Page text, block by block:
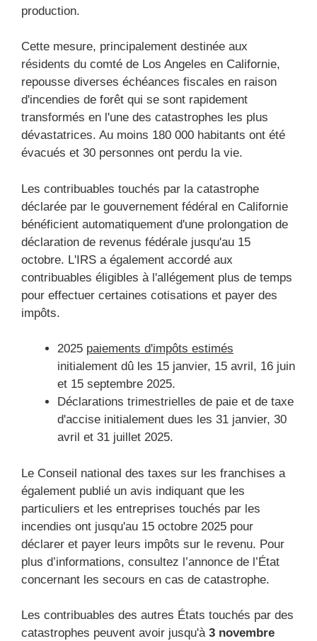
production.
Cette mesure, principalement destinée aux
résidents du comté de Los Angeles en Californie,
repousse diverses échéances fiscales en raison
d'incendies de forêt qui se sont rapidement
transformés en l'une des catastrophes les plus
dévastatrices. Au moins 180 000 habitants ont été
évacués et 30 personnes ont perdu la vie.
Les contribuables touchés par la catastrophe
déclarée par le gouvernement fédéral en Californie
bénéficient automatiquement d'une prolongation de
déclaration de revenus fédérale jusqu'au 15
octobre. L'IRS a également accordé aux
contribuables éligibles à l'allégement plus de temps
pour effectuer certaines cotisations et payer des
impôts.
2025 paiements d'impôts estimés
initialement dû les 15 janvier, 15 avril, 16 juin
et 15 septembre 2025.
Déclarations trimestrielles de paie et de taxe
d'accise initialement dues les 31 janvier, 30
avril et 31 juillet 2025.
Le Conseil national des taxes sur les franchises a
également publié un avis indiquant que les
particuliers et les entreprises touchés par les
incendies ont jusqu'au 15 octobre 2025 pour
déclarer et payer leurs impôts sur le revenu. Pour
plus d’informations, consultez l’annonce de l’État
concernant les secours en cas de catastrophe.
Les contribuables des autres États touchés par des
catastrophes peuvent avoir jusqu'à 3 novembre